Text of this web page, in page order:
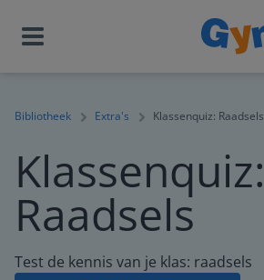
Bibliotheek Extra's Klassenquiz: Raadsels
Klassenquiz:
Raadsels
Test de kennis van je klas: raadsels